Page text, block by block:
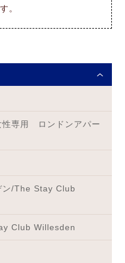
。
性専用 ロンドンアパー
/The Stay Club
Club Willesden